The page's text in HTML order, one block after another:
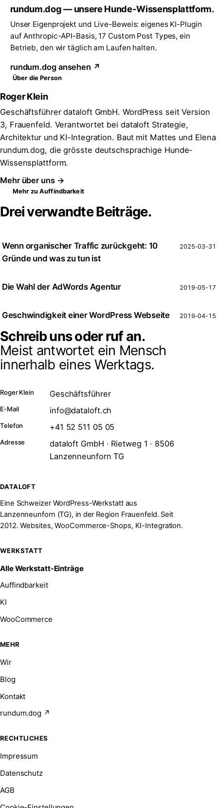
rundum.dog — unsere Hunde-Wissensplattform.
Unser Eigenprojekt und Live-Beweis: eigenes KI-Plugin
auf Anthropic-API-Basis, 17 Custom Post Types, ein
Betrieb, den wir täglich am Laufen halten.
rundum.dog ansehen ↗
Über die Person
Roger Klein
Geschäftsführer dataloft GmbH. WordPress seit Version
3, Frauenfeld. Verantwortet bei dataloft Strategie,
Architektur und KI-Integration. Baut mit Mattes und Elena
rundum.dog, die grösste deutschsprachige Hunde-
Wissensplattform.
Mehr über uns →
Mehr zu Auffindbarkeit
Drei verwandte Beiträge.
Wenn organischer Traffic zurückgeht: 10
Gründe und was zu tun ist
2025-03-31
Die Wahl der AdWords Agentur 2019-05-17
Geschwindigkeit einer WordPress Webseite 2019-04-15
Schreib uns oder ruf an.
Meist antwortet ein Mensch
innerhalb eines Werktags.
Roger Klein Geschäftsführer
E-Mail info@dataloft.ch
Telefon +41 52 511 05 05
Adresse
dataloft GmbH · Rietweg 1 · 8506
Lanzenneunforn TG
DATALOFT
Eine Schweizer WordPress-Werkstatt aus
Lanzenneunforn (TG), in der Region Frauenfeld. Seit
2012. Websites, WooCommerce-Shops, KI-Integration.
WERKSTATT
Alle Werkstatt-Einträge
Auffindbarkeit
KI
WooCommerce
MEHR
Wir
Blog
Kontakt
rundum.dog ↗
RECHTLICHES
Impressum
Datenschutz
AGB